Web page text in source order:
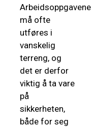
Arbeidsoppgavene
må ofte
utføres i
vanskelig
terreng, og
det er derfor
viktig å ta vare
på
sikkerheten,
både for seg